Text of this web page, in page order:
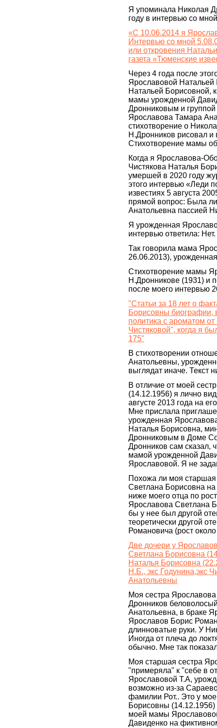
Я упоминала Николая
году в интервью со
«С 10.06.2014 я
Интервью со мной
или откровения
газета «Тюменские
Через 4 года после
Ярославовой Натальей
Натальей Борисовной,
мамы урожденной
Дронниковым и
Ярославова Тамара
стихотворение о
Н.Дронников рисовал
Стихотворение мамы
Когда я Ярославова-
Чистякова Наталья
умершей в 2020 году
этого интервью «Леди
известиях 5 августа
прямой вопрос: Была
Анатольевна пассией
Я урожденная
интервью ответила: Нет.
Так говорила мама
26.06.2013),
Стихотворение мамы
Н.Дронникове (1931) и
после моего интервью
"Статьи за 18 лет о
Борисовны биографии,
политика с ароматом
Чистяковой", когда я
175"
В стихотворении
Анатольевны,
выглядат иначе. Текст
В отличие от моей
(14.12.1956) я лично
августе 2013 года на
Мне прислала
урожденная
Наталья Борисовна,
Дронниковым в Доме
Дронников сам сказал,
мамой урожденной
Ярославовой. Я не
Похожа ли моя
Светлана Борисовна
ниже моего отца по
Ярославова Светлана
бы у нее был другой
теоретически другой
Романовича (рост
Две дочери у
Светлана Борисовна
Наталья Борисовна
Н.Б., экс Годунина,экс
Анатольевны
Моя сестра
Дронников
Анатольевна, в браке
Ярославов Борис
длинноватые руки. У
Иногда от плеча до
обычно. Мне так
Моя старшая сестра
"примеряла" к "себе в
Ярославовой Т.А,
возможно из-за
фамилии Рот.. Это у
Борисовны (14.12.1956)
моей мамы
Давиденко на